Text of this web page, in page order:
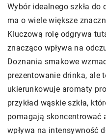
Wybór idealnego szkła
ma o wiele większe
Kluczową rolę odgrywa
znacząco wpływa na
Doznania smakowe
prezentowanie drinka, ale
ukierunkowuje aromaty
przykład wąskie szkła,
pomagają skoncentrować
wpływa na intensywność